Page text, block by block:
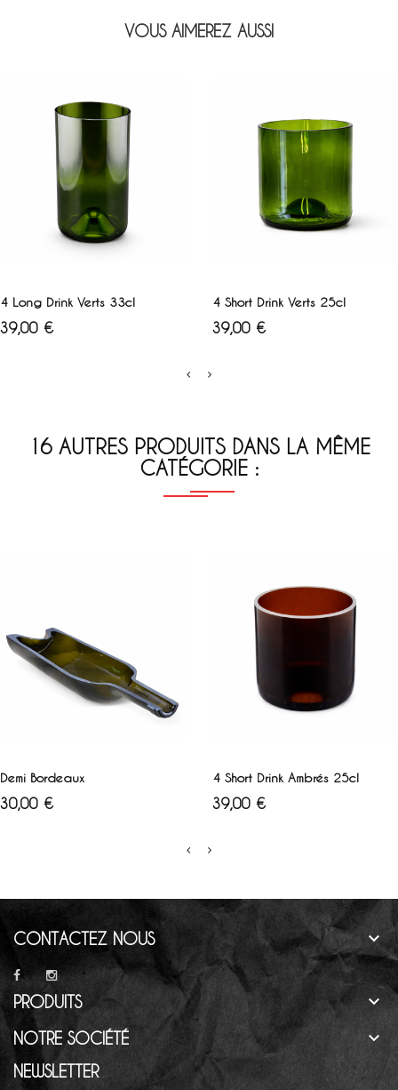
VOUS AIMEREZ AUSSI
4 Long Drink Verts 33cl
Prix
39,00 €
4 Short Drink Verts 25cl
Prix
39,00 €
16 AUTRES PRODUITS DANS LA MÊME
CATÉGORIE :
Demi Bordeaux
Prix
30,00 €
4 Short Drink Ambrés 25cl
Prix
39,00 €
CONTACTEZ NOUS 
PRODUITS 
NOTRE SOCIÉTÉ 
NEWSLETTER